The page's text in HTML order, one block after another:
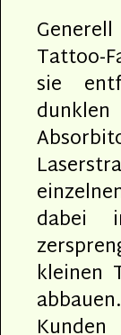
Tattoo-
sie
dabei
kleinen